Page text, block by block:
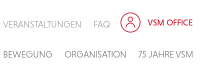
BEWEGUNG ORGANISATION 75 JAHRE VSM
VERANSTALTUNGEN FAQ VSM OFFICE